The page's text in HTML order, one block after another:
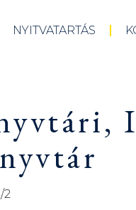
NYITVATARTÁS
2